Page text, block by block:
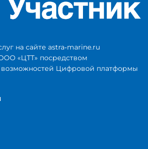
на сайте astra‑marine.ru
«ЦТТ» посредством
Цифровой платформы